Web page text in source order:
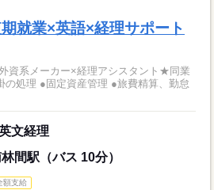
就業×英語×経理サポート
資系メーカー×経理アシスタント★同業
の処理 ●固定資産管理 ●旅費精算、勤怠
文経理
間駅（バス 10分）
額支給